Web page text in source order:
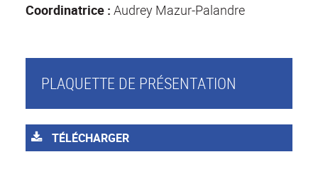
Coordinatrice : Audrey Mazur-Palandre
PLAQUETTE DE PRÉSENTATION
TÉLÉCHARGER